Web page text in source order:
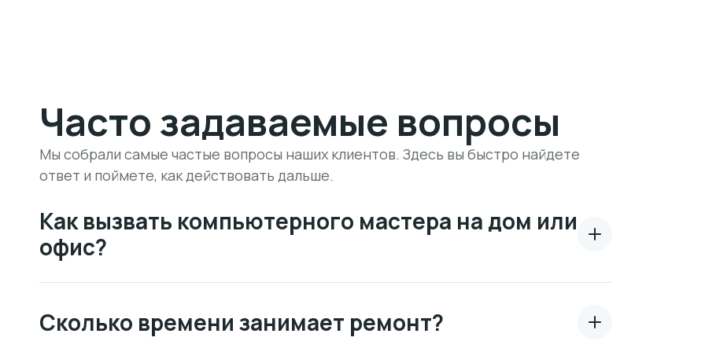
Часто задаваемые вопросы
Мы собрали самые частые вопросы наших клиентов. Здесь вы быстро найдете
ответ и поймете, как действовать дальше.
Как вызвать компьютерного мастера на дом или
офис?
Сколько времени занимает ремонт?